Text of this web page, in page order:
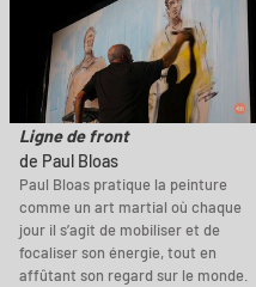
Ligne de front
de Paul Bloas
Paul Bloas pratique la peinture
comme un art martial où chaque
jour il s’agit de mobiliser et de
focaliser son énergie, tout en
affûtant son regard sur le monde.